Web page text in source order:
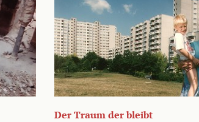
Der Traum der bleibt